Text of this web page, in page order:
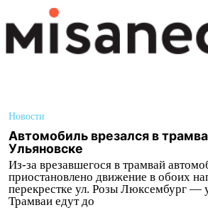
Новости
Автомобиль врезался в
Ульяновске
Из-за врезавшегося в трамвай
приостановлено движение в обоих
перекрестке ул. Розы Люксембург —
Трамваи едут до